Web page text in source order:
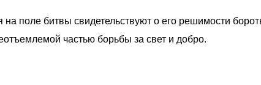
на поле битвы свидетельствуют о его решимости
частью борьбы за свет и добро.